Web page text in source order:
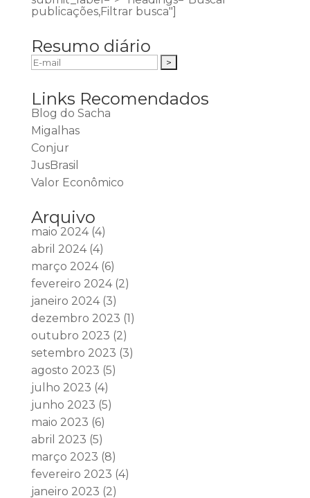
publicações,Filtrar busca"]
Resumo diário
Links Recomendados
Blog do Sacha
Migalhas
Conjur
JusBrasil
Valor Econômico
Arquivo
maio 2024(4)
abril 2024(4)
março 2024(6)
fevereiro 2024(2)
janeiro 2024(3)
dezembro 2023 (1)
outubro 2023 (2)
setembro 2023 (3)
agosto 2023 (5)
julho 2023 (4)
junho 2023 (5)
maio 2023 (6)
abril 2023 (5)
março 2023 (8)
fevereiro 2023 (4)
janeiro 2023 (2)